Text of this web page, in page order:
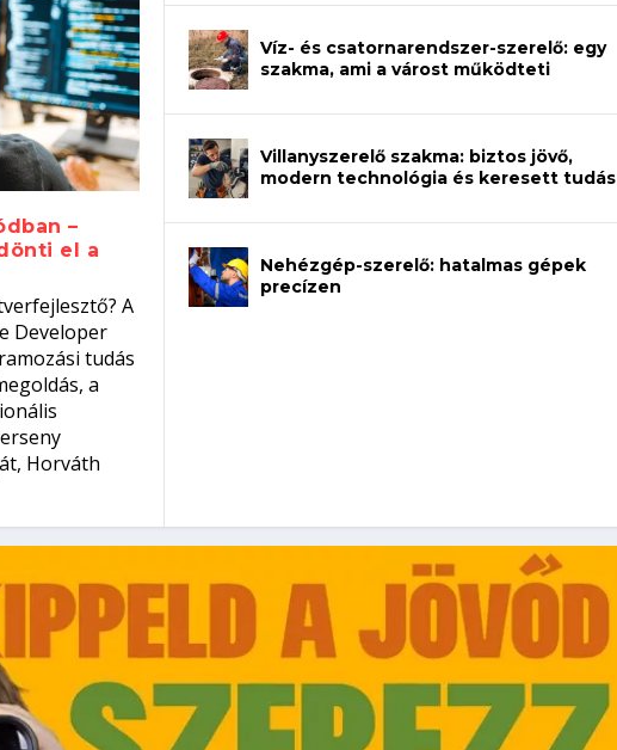
ezeket a gépeket?
felvételi? Tanulj szakmát!
kódban – amikor néhány sor program dönti
Mi leszek?
kapcsolódj ki telefon nélkül?
–
el a
A
Developer
tudás
a
Horváth
Víz- és csatornarendszer-szerelő: egy
szakma, ami a várost működteti
Villanyszerelő szakma: biztos jövő,
modern technológia és keresett tudás
Nehézgép-szerelő: hatalmas gépek
precízen